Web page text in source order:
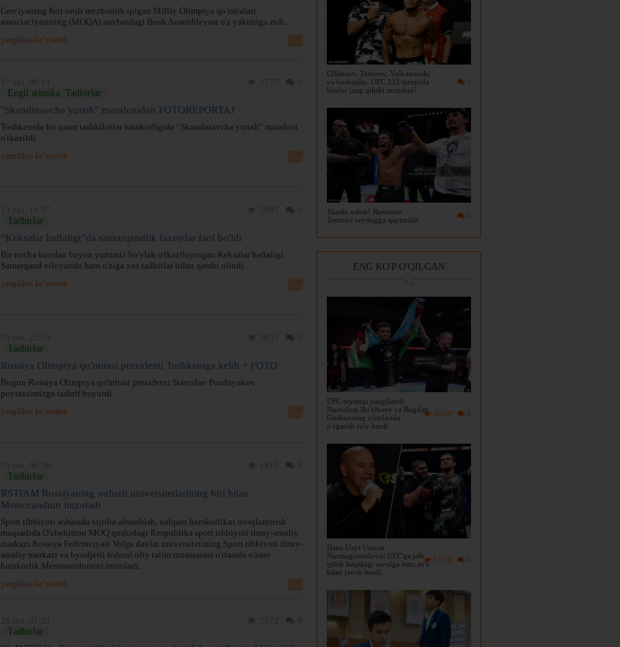
0
CHimaev, Temirov, Volkanovski
va boshqalar. UFC 333 turnirida
kimlar jang qilishi mumkin?
0
Yaxshi xabar! Ramazon
Temirov reytingga qaytarildi
ENG KO'P O'QILGAN
0
26107
UFC reytingi yangilandi.
Nursulton Ro'ziboev va Bogdan
Guskovning o'rinlarida
o'zgarish ro'y berdi
0
17165
Dana Uayt Usman
Nurmagomedovni UFC'ga jalb
qilish haqidagi savolga bitta so'z
bilan javob berdi
Greciyaning Krit oroli mezbonlik qilgan Milliy Olimpiya qo'mitalari
associaciyasining (MOQA) navbatdagi Bosh Assambleyasi o'z yakuniga etdi.
yangilikni ko’rsatish
Engil atletika, Tadbirlar
"Skandinavcha yurish" marafonidan FOTOREPORTAJ
Toshkentda bir qator tashkilotlar hamkorligida “Skandinavcha yurish” marafoni
o'tkazildi.
yangilikni ko’rsatish
Tadbirlar
“Keksalar haftaligi”da samarqandlik faxriylar faol bo'ldi
Bir necha kundan buyon yurtimiz bo'ylab o'tkazilayotgan Keksalar haftaligi
Samarqand viloyatida ham o'ziga xos tadbirlar bilan qarshi olindi.
yangilikni ko’rsatish
Tadbirlar
Rossiya Olimpiya qo'mitasi prezidenti Toshkentga keldi + FOTO
Bugun Rossiya Olimpiya qo'mitasi prezidenti Stanislav Pozdnyakov
poytaxtimizga tashrif buyurdi.
yangilikni ko’rsatish
Tadbirlar
RSTIAM Rossiyaning nufuzli universitetlarining biri bilan
Memorandum imzoladi
Sport tibbiyoti sohasida tajriba almashish, xalqaro hamkorlikni rivojlantirish
maqsadida O'zbekiston MOQ qoshidagi Respublika sport tibbiyoti ilmiy-amaliy
markazi Rossiya Federaciyasi Volga davlat universitetining Sport tibbiyoti ilmiy-
amaliy markazi va byudjetli federal oliy talim muassasasi o'rtasida o'zaro
hamkorlik Memorandumini imzoladi.
yangilikni ko’rsatish
Tadbirlar